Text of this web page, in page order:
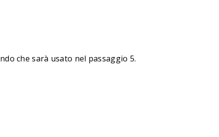
che sarà usato nel passaggio 5.